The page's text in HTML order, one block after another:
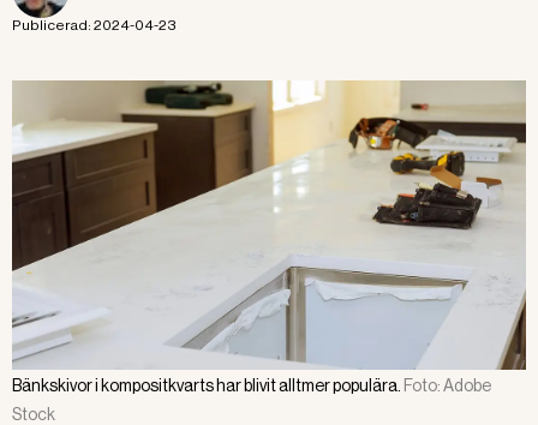
Publicerad: 2024-04-23
Bänkskivor i kompositkvarts har blivit alltmer populära. Foto:Adobe
Stock